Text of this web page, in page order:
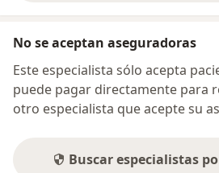
No se aceptan aseguradoras
Este especialista sólo acepta
puede pagar directamente para
otro especialista que acepte su
Buscar especialistas